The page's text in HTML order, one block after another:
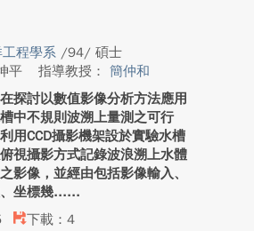
程學系 /94/ 碩士
平
指導教授： 簡仲和
探討以數值影像分析方法應用
中不規則波溯上量測之可行
用CCD攝影機架設於實驗水槽
視攝影方式記錄波浪溯上水體
影像，並經由包括影像輸入、
坐標幾...
下載：4